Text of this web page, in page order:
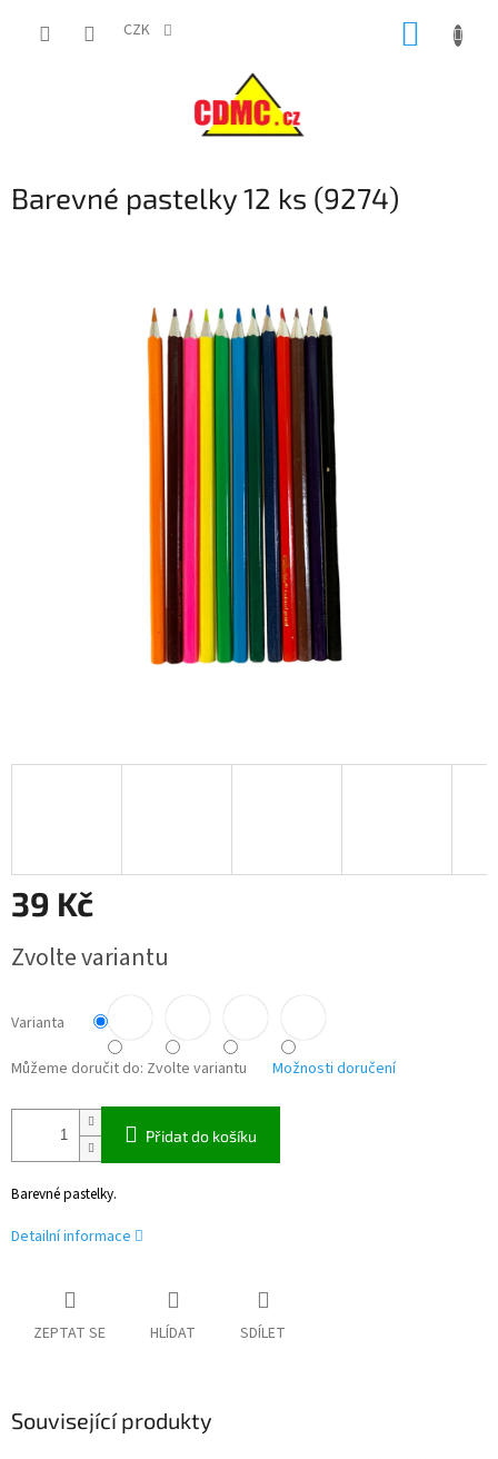
CZK
Barevné pastelky 12 ks (9274)
39 Kč
cena:
Zvolte variantu
Varianta
Můžeme doručit do: Zvolte variantu Možnosti doručení
Přidat do košíku
Barevné pastelky.
Detailní informace
ZEPTAT SE HLÍDAT SDÍLET
Související produkty